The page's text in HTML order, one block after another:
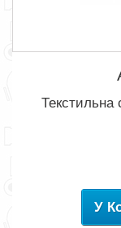
Текстильна
У